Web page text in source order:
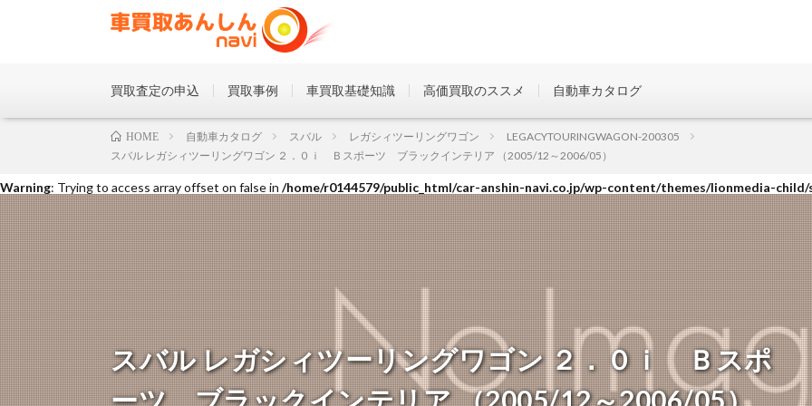
: Trying to access array offset on false in /home/r0144579/public_html/car-anshin-navi.co.jp/wp-content/themes/lionmedia-child/
: Trying to access array offset on false in/home/r0144579/public_html/car-anshin-navi.co.jp/wp-content/themes/lionmedia-child/
Warning: Trying to access array offset on false in /home/r0144579/public_html/car-anshin-navi.co.jp/wp-content/themes/lionmedia-
買取査定の申込 買取事例 車買取基礎知識 高価買取のススメ 自動車カタログ
スバル レガシィツーリングワゴン ２．０ｉ Ｂスポ
HOME 自動車カタログ スバル レガシィツーリングワゴン
LEGACYTOURINGWAGON-200305
スバル レガシィツーリングワゴン ２．０ｉ Ｂスポーツ ブラックインテリア （2005/12～2006/05）